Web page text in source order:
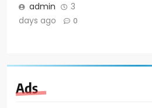
admin
3
days ago
0
Ads